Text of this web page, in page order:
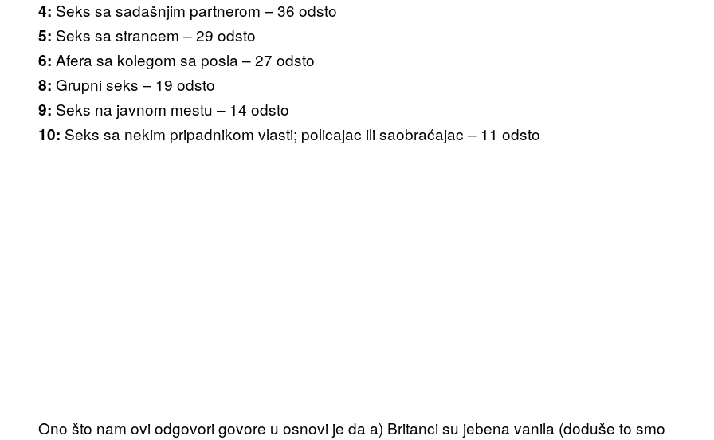
4: Seks sa sadašnjim partnerom – 36 odsto
5: Seks sa strancem – 29 odsto
6: Afera sa kolegom sa posla – 27 odsto
8: Grupni seks – 19 odsto
9: Seks na javnom mestu – 14 odsto
10: Seks sa nekim pripadnikom vlasti; policajac ili saobraćajac – 11 odsto
Ono što nam ovi odgovori govore u osnovi je da a) Britanci su jebena vanila (doduše to smo